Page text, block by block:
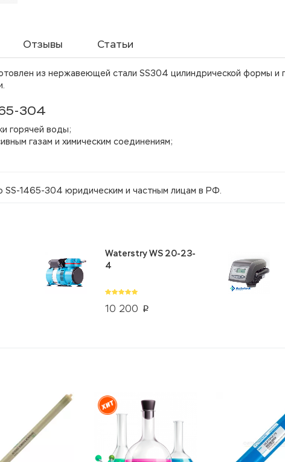
Отзывы Статьи
из нержавеющей стали SS304 цилиндрической формы и
304
горячей воды;
газам и химическим соединениям;
SS-1465-304 юридическим и частным лицам в РФ.
10 200 p
Waterstry WS 20-23-
4